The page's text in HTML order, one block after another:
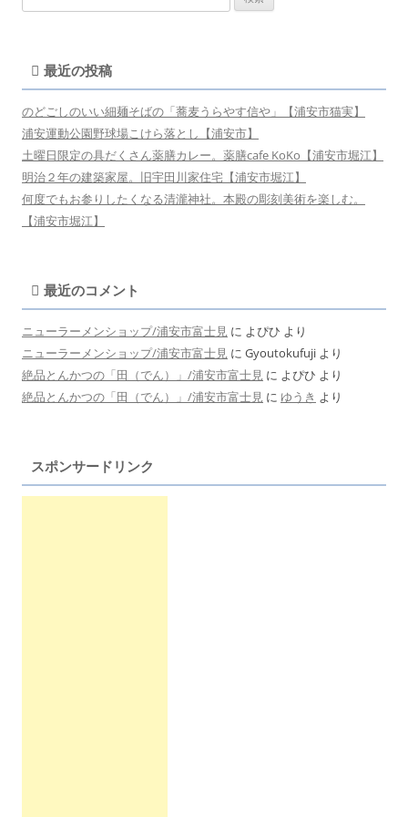
索:
最近の投稿
のどごしのいい細麺そばの「蕎麦うらやす信や」【浦安市猫実】
浦安運動公園野球場こけら落とし【浦安市】
土曜日限定の具だくさん薬膳カレー。薬膳cafe KoKo【浦安市堀江】
明治２年の建築家屋。旧宇田川家住宅【浦安市堀江】
何度でもお参りしたくなる清瀧神社。本殿の彫刻美術を楽しむ。
【浦安市堀江】
最近のコメント
ニューラーメンショップ/浦安市富士見 に よぴひ より
ニューラーメンショップ/浦安市富士見 に Gyoutokufuji より
絶品とんかつの「田（でん）」/浦安市富士見 に よぴひ より
絶品とんかつの「田（でん）」/浦安市富士見 に ゆうき より
スポンサードリンク